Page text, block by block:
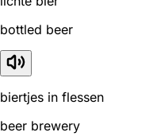
bottled beer
biertjes in flessen
beer brewery